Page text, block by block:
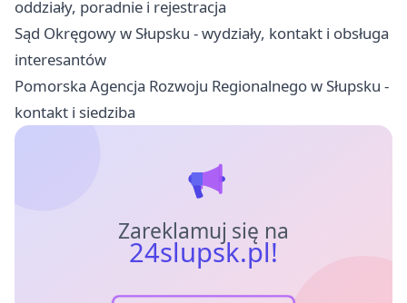
oddziały, poradnie i rejestracja
Sąd Okręgowy w Słupsku - wydziały, kontakt i obsługa
interesantów
Pomorska Agencja Rozwoju Regionalnego w Słupsku -
kontakt i siedziba
Zareklamuj się na
24slupsk.pl!